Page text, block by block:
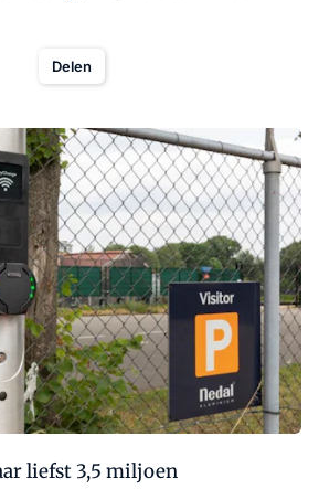
Delen
liefst 3,5 miljoen